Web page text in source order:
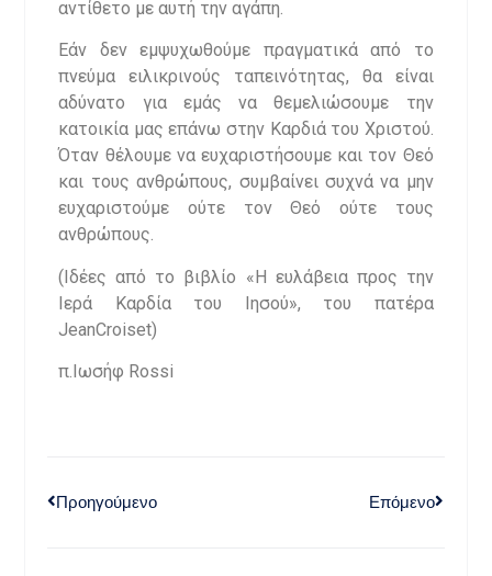
αντίθετο με αυτή την αγάπη.
Εάν δεν εμψυχωθούμε πραγματικά από το
πνεύμα ειλικρινούς ταπεινότητας, θα είναι
αδύνατο για εμάς να θεμελιώσουμε την
κατοικία μας επάνω στην Καρδιά του Χριστού.
Όταν θέλουμε να ευχαριστήσουμε και τον Θεό
και τους ανθρώπους, συμβαίνει συχνά να μην
ευχαριστούμε ούτε τον Θεό ούτε τους
ανθρώπους.
(Ιδέες από το βιβλίο «Η ευλάβεια προς την
Ιερά Καρδία του Ιησού», του πατέρα
JeanCroiset)
π.Ιωσήφ Rossi
Προηγούμενο Επόμενο